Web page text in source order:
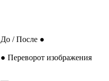
До / После ●
● Переворот изображения